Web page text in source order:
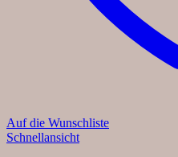
Auf die Wunschliste
Schnellansicht